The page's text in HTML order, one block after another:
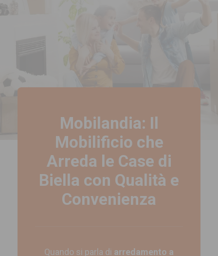
Mobilandia: Il
Mobilificio che
Arreda le Case di
Biella con Qualità e
Convenienza
Quando si parla di arredamento a